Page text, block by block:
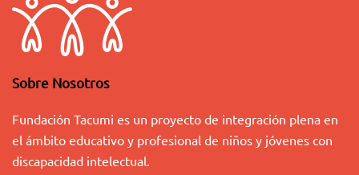
Sobre Nosotros
Fundación Tacumi es un proyecto de integración plena en
el ámbito educativo y profesional de niños y jóvenes con
discapacidad intelectual.